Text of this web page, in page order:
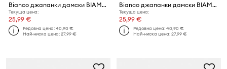
Bianco джапанки дамски BIAMEXICO
Текуща цена:
25,99 €
Редовна цена:40,90 €
Най-ниска цена:27,99 €
Bianco джапанки дамски BIAMEXICO
Текуща цена:
25,99 €
Редовна цена:40,90 €
Най-ниска цена:27,99 €